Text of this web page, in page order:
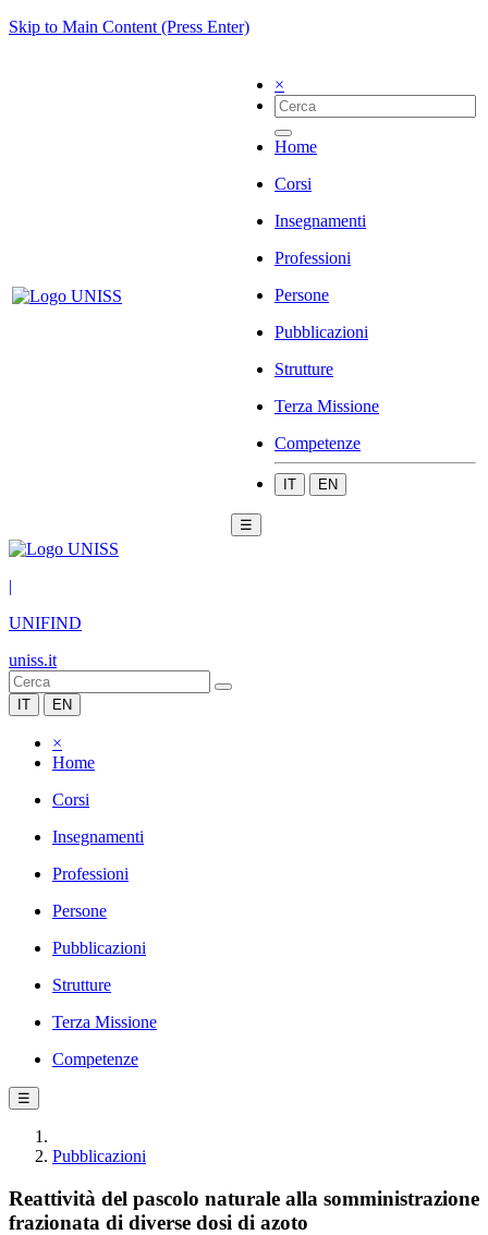
Skip to Main Content (Press Enter)
×
Home
Corsi
Insegnamenti
Professioni
Persone
Pubblicazioni
Strutture
Terza Missione
Competenze
IT EN
☰
|
UNIFIND
uniss.it
IT EN
×
Home
Corsi
Insegnamenti
Professioni
Persone
Pubblicazioni
Strutture
Terza Missione
Competenze
☰
Pubblicazioni
Reattività del pascolo naturale alla somministrazione
frazionata di diverse dosi di azoto